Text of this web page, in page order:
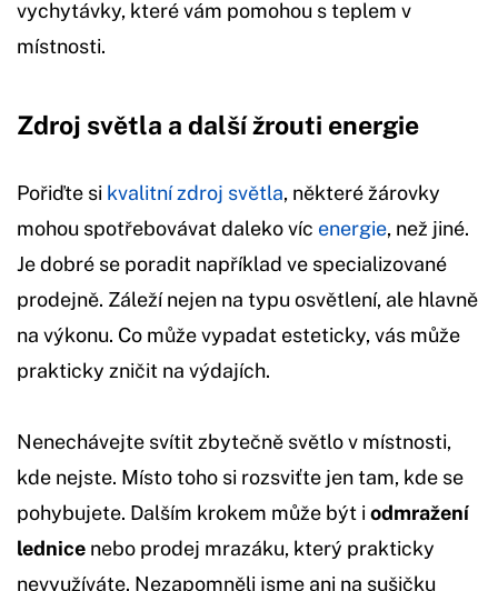
vychytávky, které vám pomohou s teplem v
místnosti.
Zdroj světla a další žrouti energie
Pořiďte si kvalitní zdroj světla, některé žárovky
mohou spotřebovávat daleko víc energie, než jiné.
Je dobré se poradit například ve specializované
prodejně. Záleží nejen na typu osvětlení, ale hlavně
na výkonu. Co může vypadat esteticky, vás může
prakticky zničit na výdajích.
Nenechávejte svítit zbytečně světlo v místnosti,
kde nejste. Místo toho si rozsviťte jen tam, kde se
pohybujete. Dalším krokem může být i odmražení
lednice nebo prodej mrazáku, který prakticky
nevyužíváte. Nezapomněli jsme ani na sušičku